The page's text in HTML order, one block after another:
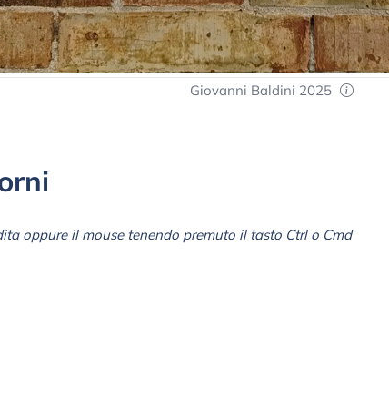
Giovanni Baldini 2025
oppure il mouse tenendo premuto il tasto Ctrl o Cmd